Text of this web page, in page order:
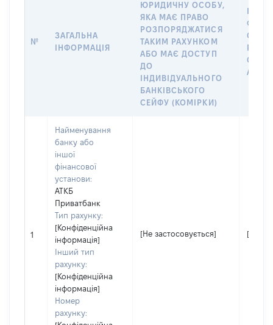
№
ЗАГАЛЬНА
ІНФОРМАЦІЯ
ЮРИДИЧНУ ОСОБУ,
ЯКА МАЄ ПРАВО
РОЗПОРЯДЖАТИСЯ
ТАКИМ РАХУНКОМ
АБО МАЄ ДОСТУП
ДО
ІНДИВІДУАЛЬНОГО
БАНКІВСЬКОГО
СЕЙФУ (КОМІРКИ)
АБО
1
Найменування
банку або
іншої
фінансової
установи:
АТКБ
Приватбанк
Тип рахунку:
[Конфіденційна
інформація]
Інший тип
рахунку:
[Конфіденційна
інформація]
Номер
рахунку:
[Не застосовується] [Не